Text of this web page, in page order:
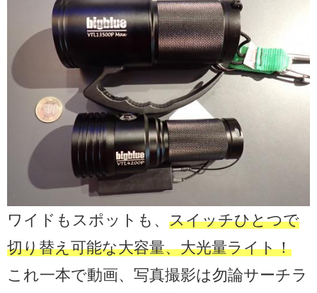
ワイドもスポットも、 スイッチひとつで
切り替え可能な大容量、大光量ライト！
これ一本で動画、写真撮影は勿論サーチラ